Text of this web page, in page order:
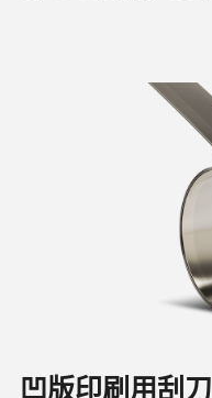
凹版印刷用刮刀